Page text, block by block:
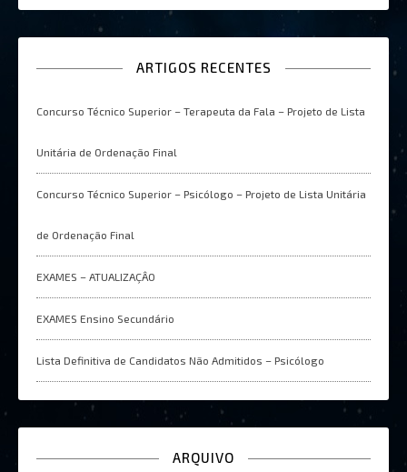
ARTIGOS RECENTES
Concurso Técnico Superior – Terapeuta da Fala – Projeto de Lista
Unitária de Ordenação Final
Concurso Técnico Superior – Psicólogo – Projeto de Lista Unitária
de Ordenação Final
EXAMES – ATUALIZAÇÂO
EXAMES Ensino Secundário
Lista Definitiva de Candidatos Não Admitidos – Psicólogo
ARQUIVO